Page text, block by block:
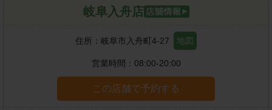
岐阜入舟店
住所： 岐阜市入舟町4-27 地図
営業時間： 08:00-20:00
この店舗で予約する